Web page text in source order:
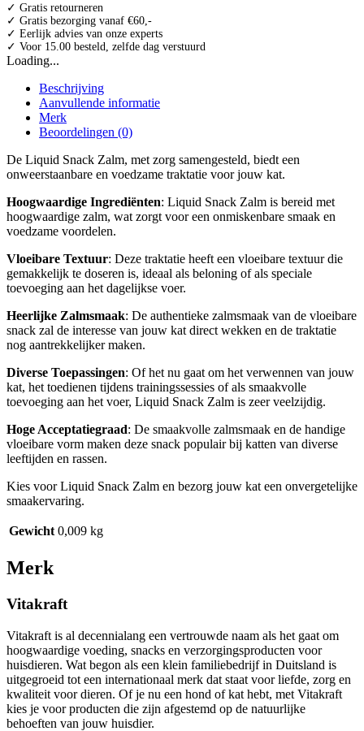
✓ Gratis retourneren
✓ Gratis bezorging vanaf €60,-
✓ Eerlijk advies van onze experts
✓ Voor 15.00 besteld, zelfde dag verstuurd
Loading...
Beschrijving
Aanvullende informatie
Merk
Beoordelingen (0)
De Liquid Snack Zalm, met zorg samengesteld, biedt een
onweerstaanbare en voedzame traktatie voor jouw kat.
Hoogwaardige Ingrediënten: Liquid Snack Zalm is bereid met
hoogwaardige zalm, wat zorgt voor een onmiskenbare smaak en
voedzame voordelen.
Vloeibare Textuur: Deze traktatie heeft een vloeibare textuur die
gemakkelijk te doseren is, ideaal als beloning of als speciale
toevoeging aan het dagelijkse voer.
Heerlijke Zalmsmaak: De authentieke zalmsmaak van de vloeibare
snack zal de interesse van jouw kat direct wekken en de traktatie
nog aantrekkelijker maken.
Diverse Toepassingen: Of het nu gaat om het verwennen van jouw
kat, het toedienen tijdens trainingssessies of als smaakvolle
toevoeging aan het voer, Liquid Snack Zalm is zeer veelzijdig.
Hoge Acceptatiegraad: De smaakvolle zalmsmaak en de handige
vloeibare vorm maken deze snack populair bij katten van diverse
leeftijden en rassen.
Kies voor Liquid Snack Zalm en bezorg jouw kat een onvergetelijke
smaakervaring.
Gewicht 0,009 kg
Merk
Vitakraft
Vitakraft is al decennialang een vertrouwde naam als het gaat om
hoogwaardige voeding, snacks en verzorgingsproducten voor
huisdieren. Wat begon als een klein familiebedrijf in Duitsland is
uitgegroeid tot een internationaal merk dat staat voor liefde, zorg en
kwaliteit voor dieren. Of je nu een hond of kat hebt, met Vitakraft
kies je voor producten die zijn afgestemd op de natuurlijke
behoeften van jouw huisdier.